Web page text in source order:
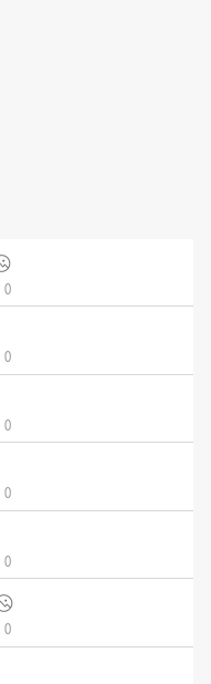
0
0
0
0
0
0